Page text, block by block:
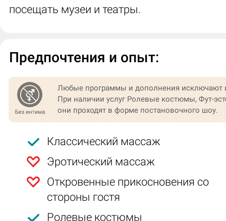
посещать музеи и театры.
Предпочтения и опыт:
Любые программы и дополнения исключают
При наличии услуг Ролевые костюмы, Фут-
они проходят в форме постановочного шоу.
Классический массаж
Эротический массаж
Откровенные прикосновения со
стороны гостя
Ролевые костюмы